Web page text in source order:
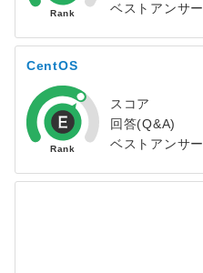
ベストアンサー
CentOS
スコア
回答(Q&A)
ベストアンサー